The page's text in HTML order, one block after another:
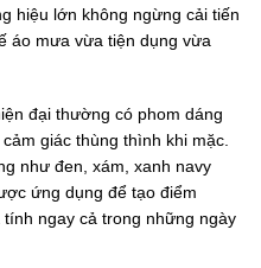
hiệu lớn không ngừng cải tiến
áo mưa vừa tiện dụng vừa
đại thường có phom dáng
giác thùng thình khi mặc.
như đen, xám, xanh navy
ứng dụng để tạo điểm
ngay cả trong những ngày